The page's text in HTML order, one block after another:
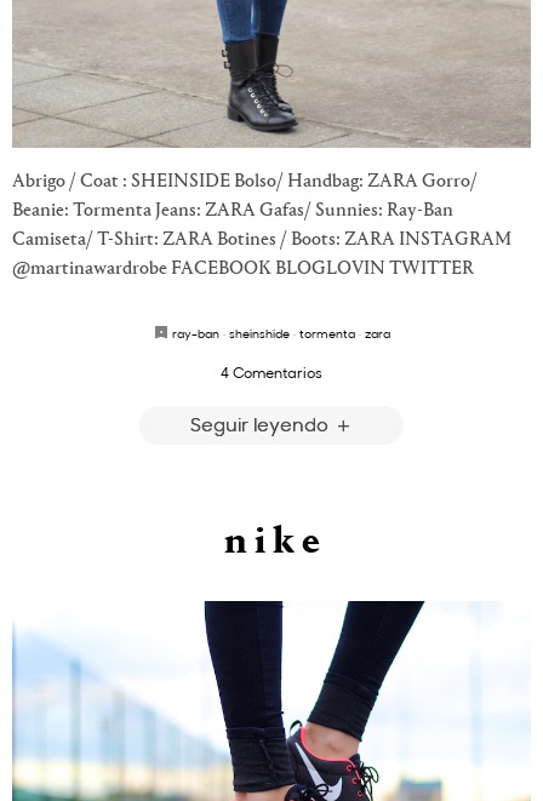
Abrigo / Coat : SHEINSIDE Bolso/ Handbag: ZARA Gorro/
Beanie: Tormenta Jeans: ZARA Gafas/ Sunnies: Ray-Ban
Camiseta/ T-Shirt: ZARA Botines / Boots: ZARA INSTAGRAM
@martinawardrobe FACEBOOK BLOGLOVIN TWITTER
ray-ban· sheinshide· tormenta· zara
4 Comentarios
Seguir leyendo
n i k e